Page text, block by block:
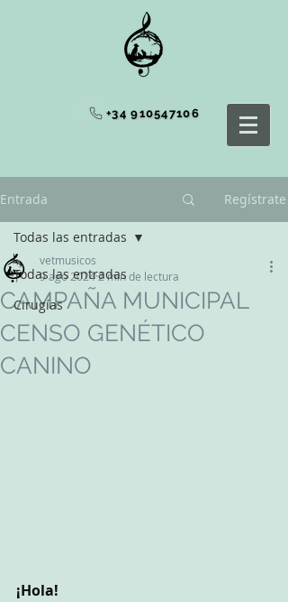
+34 910547106
Entrada Regístrate
Todas las entradas
Cirugías
Todas las entradas
CAMPAÑA MUNICIPAL
CENSO GENÉTICO
CANINO
vetmusicos
9 ago 20242 min de lectura
¡Hola!